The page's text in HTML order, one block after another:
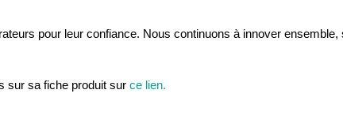
pour leur confiance. Nous continuons à innover
sur sa fiche produit sur ce lien.